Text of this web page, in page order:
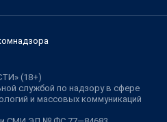
(18+)
службой по надзору в сфере
и массовых коммуникаций